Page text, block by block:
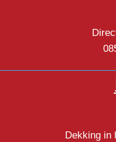
Dekking in